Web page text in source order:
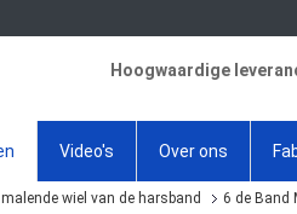
Hoogwaardige
Video's Over ons
malende wiel van de harsband 6 de Band